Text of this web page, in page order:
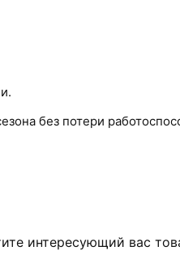
без потери
интересующий вас